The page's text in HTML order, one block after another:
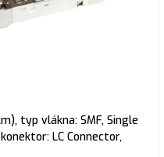
typ vlákna: SMF, Single
LC Connector,